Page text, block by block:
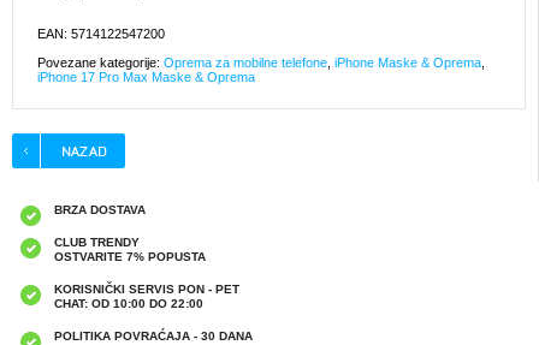
EAN: 5714122547200
Povezane kategorije: Oprema za mobilne telefone iPhone Maske & Oprema
iPhone 17 Pro Max Maske & Oprema
BRZA DOSTAVA
CLUB TRENDY
OSTVARITE 7% POPUSTA
KORISNIČKI SERVIS PON - PET
CHAT: OD 10:00 DO 22:00
POLITIKA POVRAĆAJA - 30 DANA